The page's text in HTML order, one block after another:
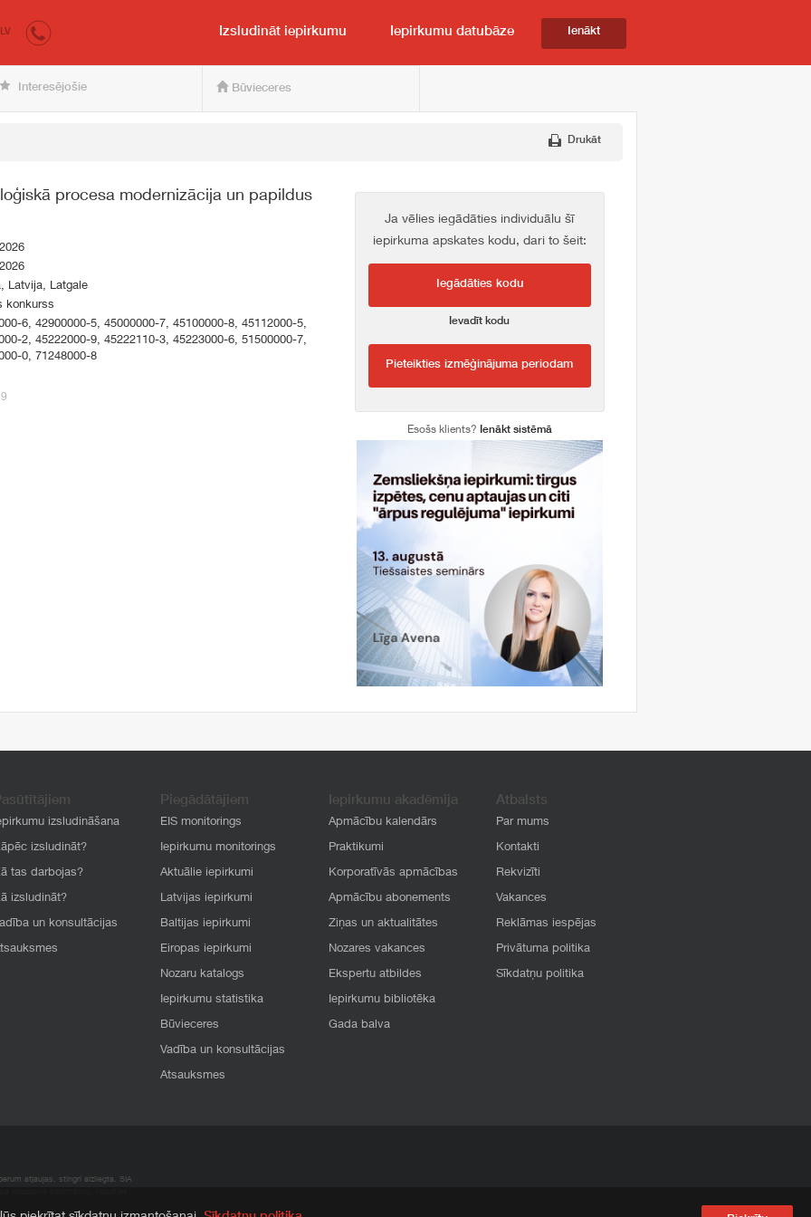
pircējam un pārdevējam
LV Izsludināt iepirkumu Iepirkumu datubāze Ienākt
Interesējošie Būvieceres
Drukāt
procesa modernizācija un papildus
Latvija, Latgale
konkurss
6, 42900000-5, 45000000-7, 45100000-8, 45112000-5,
2, 45222000-9, 45222110-3, 45223000-6, 51500000-7,
0, 71248000-8
Ja vēlies iegādāties individuālu šī
iepirkuma apskates kodu, dari to šeit:
Iegādāties kodu
Ievadīt kodu
Pieteikties izmēģinājuma periodam
Esošs klients? Ienākt sistēmā
izsludināšana
izsludināt?
tas darbojas?
izsludināt?
un konsultācijas
Piegādātājiem
EIS monitorings
Iepirkumu monitorings
Aktuālie iepirkumi
Latvijas iepirkumi
Baltijas iepirkumi
Eiropas iepirkumi
Nozaru katalogs
Iepirkumu statistika
Būvieceres
Vadība un konsultācijas
Atsauksmes
Iepirkumu akadēmija
Apmācību kalendārs
Praktikumi
Korporatīvās apmācības
Apmācību abonements
Ziņas un aktualitātes
Nozares vakances
Ekspertu atbildes
Iepirkumu bibliotēka
Gada balva
Atbalsts
Par mums
Kontakti
Rekvizīti
Vakances
Reklāmas iespējas
Privātuma politika
Sīkdatņu politika
atļaujas, stingri aizliegta. SIA